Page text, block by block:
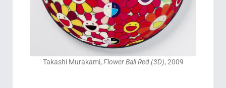
Takashi Murakami, Flower Ball Red (3D), 2009